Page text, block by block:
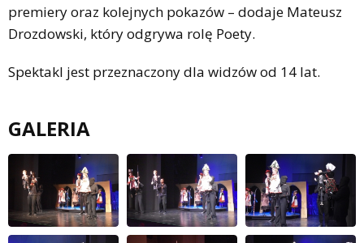
premiery oraz kolejnych pokazów – dodaje Mateusz
Drozdowski, który odgrywa rolę Poety.
Spektakl jest przeznaczony dla widzów od 14 lat.
GALERIA